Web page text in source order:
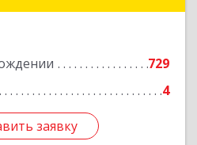
729
4
заявку
заявку